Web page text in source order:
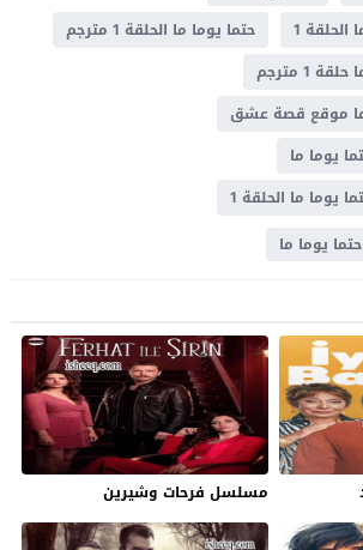
الحلقة 1
حتما يوما ما الحلقة 1 مترجم
1 مترجم
ما موقع قصة عشق
يوما ما
يوما ما الحلقة 1
يوما ما
مسلسل فرحات وشيرين